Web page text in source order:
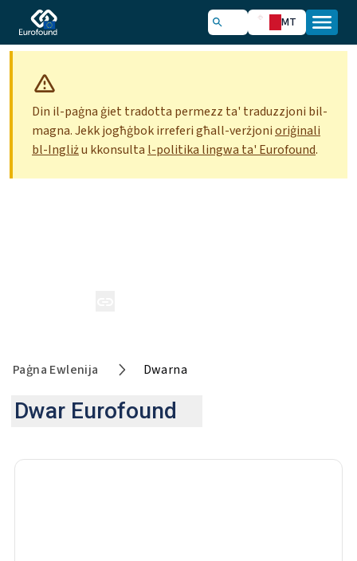
MT
Din il-paġna ġiet tradotta permezz ta' traduzzjoni bil-
magna. Jekk jogħġbok irreferi għall-verżjonioriġinali
bl-Ingliżu kkonsulta l-politika lingwa ta' Eurofound.
Paġna Ewlenija Dwarna
Dwar Eurofound